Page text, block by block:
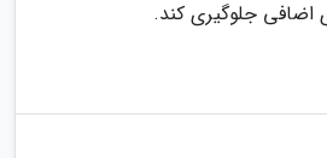
اضافی جلوگیری کند.